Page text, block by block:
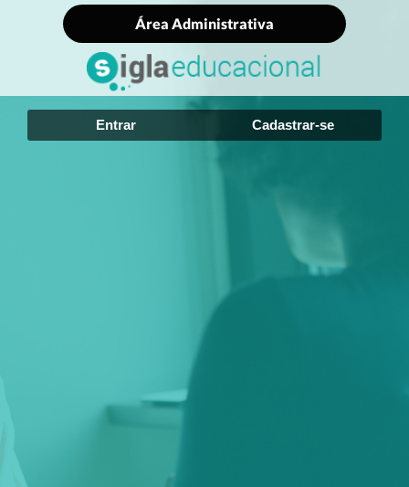
Área Administrativa
Entrar Cadastrar-se